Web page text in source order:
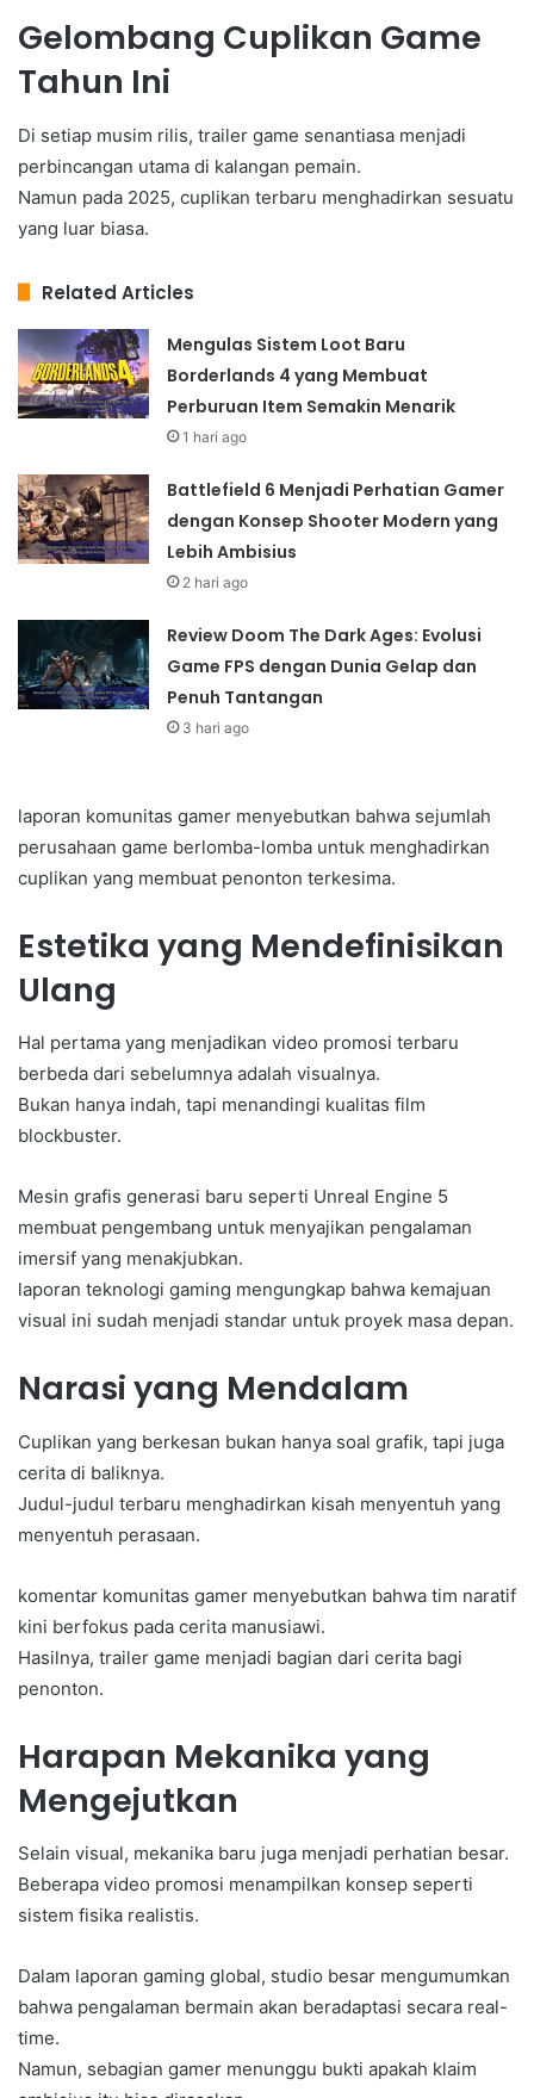
Gelombang Cuplikan Game
Tahun Ini
Di setiap musim rilis, trailer game senantiasa menjadi
perbincangan utama di kalangan pemain.
Namun pada 2025, cuplikan terbaru menghadirkan sesuatu
yang luar biasa.
Related Articles
Mengulas Sistem Loot Baru
Borderlands 4 yang Membuat
Perburuan Item Semakin Menarik
1 hari ago
Battlefield 6 Menjadi Perhatian Gamer
dengan Konsep Shooter Modern yang
Lebih Ambisius
2 hari ago
Review Doom The Dark Ages: Evolusi
Game FPS dengan Dunia Gelap dan
Penuh Tantangan
3 hari ago
laporan komunitas gamer menyebutkan bahwa sejumlah
perusahaan game berlomba-lomba untuk menghadirkan
cuplikan yang membuat penonton terkesima.
Estetika yang Mendefinisikan
Ulang
Hal pertama yang menjadikan video promosi terbaru
berbeda dari sebelumnya adalah visualnya.
Bukan hanya indah, tapi menandingi kualitas film
blockbuster.
Mesin grafis generasi baru seperti Unreal Engine 5
membuat pengembang untuk menyajikan pengalaman
imersif yang menakjubkan.
laporan teknologi gaming mengungkap bahwa kemajuan
visual ini sudah menjadi standar untuk proyek masa depan.
Narasi yang Mendalam
Cuplikan yang berkesan bukan hanya soal grafik, tapi juga
cerita di baliknya.
Judul-judul terbaru menghadirkan kisah menyentuh yang
menyentuh perasaan.
komentar komunitas gamer menyebutkan bahwa tim naratif
kini berfokus pada cerita manusiawi.
Hasilnya, trailer game menjadi bagian dari cerita bagi
penonton.
Harapan Mekanika yang
Mengejutkan
Selain visual, mekanika baru juga menjadi perhatian besar.
Beberapa video promosi menampilkan konsep seperti
sistem fisika realistis.
Dalam laporan gaming global, studio besar mengumumkan
bahwa pengalaman bermain akan beradaptasi secara real-
time.
Namun, sebagian gamer menunggu bukti apakah klaim